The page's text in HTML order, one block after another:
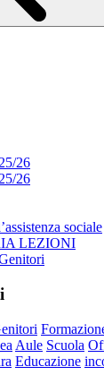
26
26
sociale
LEZIONI
Aule Scuola
Educazione